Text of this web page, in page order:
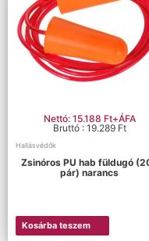
Nettó: 15.188 Ft+ÁFA
Bruttó : 19.289 Ft
Hallásvédők
Zsinóros PU hab füldugó
pár) narancs
Kosárba teszem